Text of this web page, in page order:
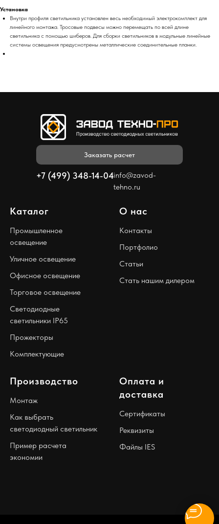
Установка
Внутри профиля светильника установлен весь необходимый электрокомплект для
линейного монтажа. Тросовые подвесы можно перемещать по всей длине
светильника с помощью шиберов. Для сборки светильников в модульные линейные
системы освещения предусмотрены металлические соединительные планки.
+7 (499) 348-14-04info@zavod-
tehno.ru
Заказать расчет
Каталог
Промышленное
освещение
Уличное освещение
Офисное освещение
Торговое освещение
Светодиодные
светильники IP65
Прожекторы
Комплектующие
О нас
Контакты
Портфолио
Статьи
Стать нашим дилером
Производство
Монтаж
Как выбрать
светодиодный светильник
Пример расчета
экономии
Оплата и
доставка
Сертификаты
Реквизиты
Файлы IES